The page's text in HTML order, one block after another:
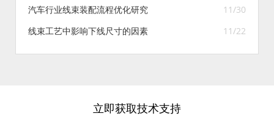
11/30
汽车行业线束装配流程优化研究
11/22
线束工艺中影响下线尺寸的因素
立即获取技术支持